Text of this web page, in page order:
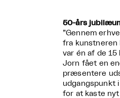
50-års
”Gennem
fra kunstneren
var én af de
Jorn fået en
præsentere
udgangspunkt
for at kaste